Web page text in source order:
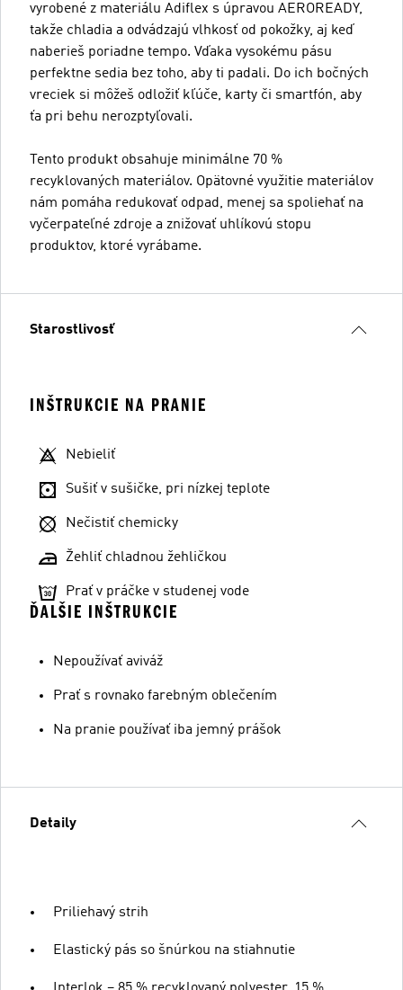
vyrobené z materiálu Adiflex s úpravou AEROREADY,
takže chladia a odvádzajú vlhkosť od pokožky, aj keď
naberieš poriadne tempo. Vďaka vysokému pásu
perfektne sedia bez toho, aby ti padali. Do ich bočných
vreciek si môžeš odložiť kľúče, karty či smartfón, aby
ťa pri behu nerozptyľovali.
Tento produkt obsahuje minimálne 70 %
recyklovaných materiálov. Opätovné využitie materiálov
nám pomáha redukovať odpad, menej sa spoliehať na
vyčerpateľné zdroje a znižovať uhlíkovú stopu
produktov, ktoré vyrábame.
Starostlivosť
INŠTRUKCIE NA PRANIE
Nebieliť
Sušiť v sušičke, pri nízkej teplote
Nečistiť chemicky
Žehliť chladnou žehličkou
Prať v práčke v studenej vode
ĎALŠIE INŠTRUKCIE
Nepoužívať aviváž
Prať s rovnako farebným oblečením
Na pranie používať iba jemný prášok
Detaily
Priliehavý strih
Elastický pás so šnúrkou na stiahnutie